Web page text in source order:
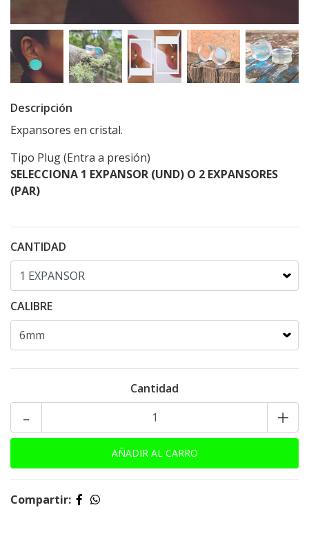
Descripción
Expansores en cristal.
Tipo Plug (Entra a presión)
SELECCIONA 1 EXPANSOR (UND) O 2 EXPANSORES
(PAR)
CANTIDAD
CALIBRE
Cantidad
+
-
Compartir: